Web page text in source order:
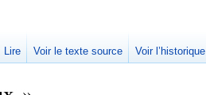
Lire Voir le texte source Voir l’historique